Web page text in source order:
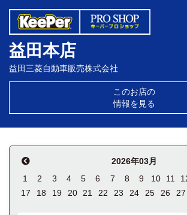
益田本店
益田三菱自動車販売株式会社
このお店の
情報を見る
2026年03月
1
2 3 4 5 6 7 8 9 10 11
17
18 19 20 21 22 23 24 25 26 27